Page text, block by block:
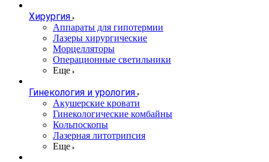
Хирургия
Аппараты для гипотермии
Лазеры хирургические
Морцелляторы
Операционные светильники
Еще
Гинекология и урология
Акушерские кровати
Гинекологические комбайны
Кольпоскопы
Лазерная литотрипсия
Еще